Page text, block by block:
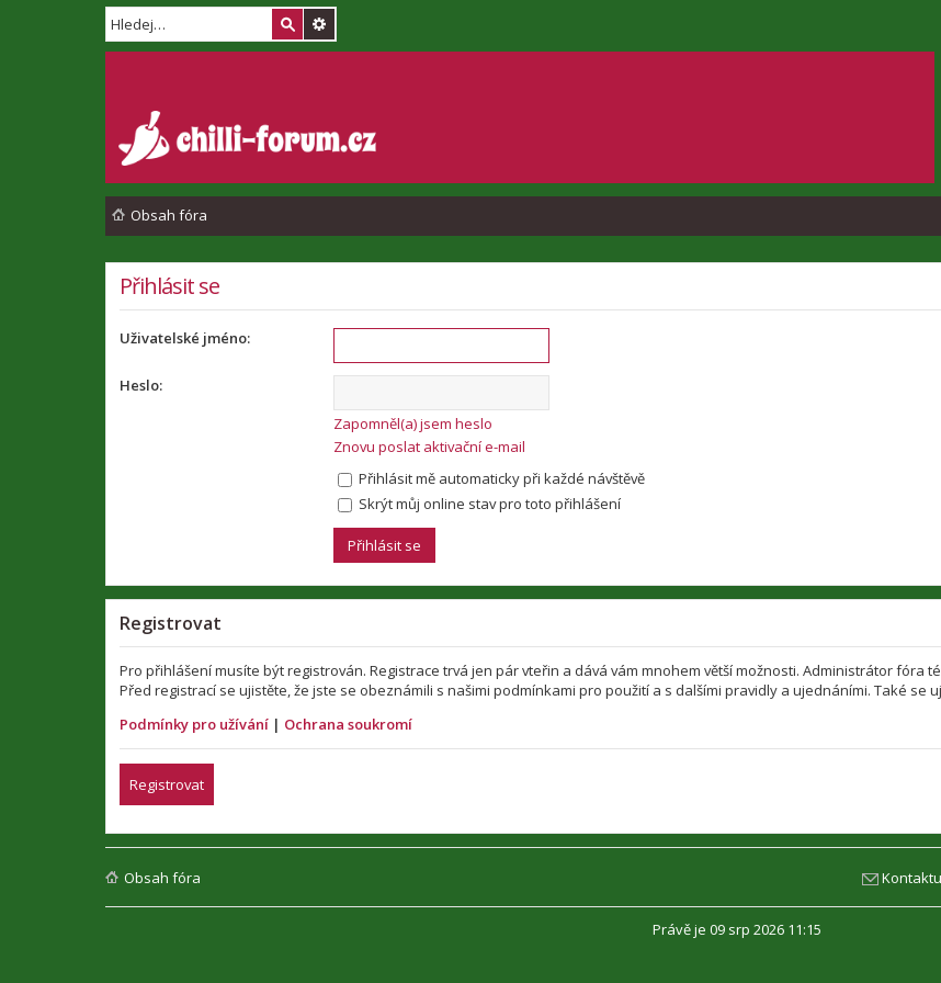
Obsah fóra
Přihlásit se
Uživatelské jméno:
Heslo:
Zapomněl(a) jsem heslo
Znovu poslat aktivační e-mail
Přihlásit mě automaticky při každé návštěvě
Skrýt můj online stav pro toto přihlášení
Registrovat
Pro přihlášení musíte být registrován. Registrace trvá jen pár vteřin a dává vám mnohem větší možnosti. Administrátor fóra
Před registrací se ujistěte, že jste se obeznámili s našimi podmínkami pro použití a s dalšími pravidly a ujednáními. Také se
Podmínky pro užívání | Ochrana soukromí
Registrovat
Obsah fóra
Právě je 09 srp 2026 11:15